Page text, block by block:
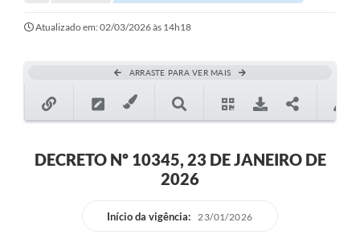
Atualizado em: 02/03/2026 às 14h18
ARRASTE PARA VER MAIS
DECRETO Nº 10345, 23 DE JANEIRO DE
2026
Início da vigência: 23/01/2026